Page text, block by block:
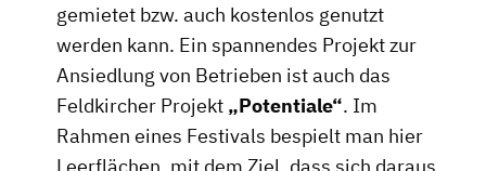
gemietet bzw. auch kostenlos genutzt
werden kann. Ein spannendes Projekt zur
Ansiedlung von Betrieben ist auch das
Feldkircher Projekt „Potentiale“. Im
Rahmen eines Festivals bespielt man hier
Leerflächen, mit dem Ziel, dass sich daraus